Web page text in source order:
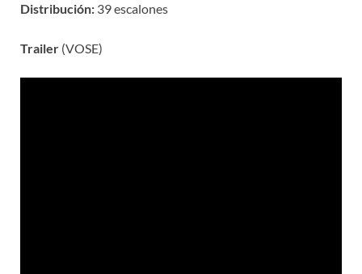
Distribución: 39 escalones
Trailer (VOSE)